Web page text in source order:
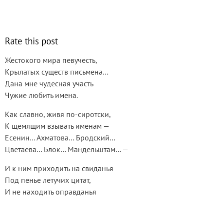
Rate this post
Жестокого мира певучесть,
Крылатых существ письмена…
Дана мне чудесная участь
Чужие любить имена.
Как славно, живя по-сиротски,
К щемящим взывать именам —
Есенин… Ахматова… Бродский…
Цветаева… Блок… Мандельштам… —
И к ним приходить на свиданья
Под пенье летучих цитат,
И не находить оправданья